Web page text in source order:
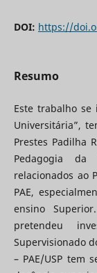
DOI: https://
Resumo
Este trabalho se
Universitária”,
Prestes Padilha
Pedagogia da
relacionados ao
PAE,
ensino
pretendeu
Supervisionado
– PAE/USP tem